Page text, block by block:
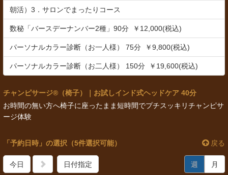
朝活）3．サロンでまったりコース
数秘「バースデーナンバー2種」90分 ￥12,000(税込)
パーソナルカラー診断（お一人様） 75分 ￥9,800(税込)
パーソナルカラー診断（お二人様） 150分 ￥19,600(税込)
チャンピサージ®（椅子）｜お試しインド式ヘッドケア 40分
お時間の無い方へ椅子に座ったまま短時間でプチスッキリチャンピサ
ージ体験
戻る
「予約日時」の選択（5件選択可能）
今日 日付指定 週 月
10:00 ●
10:30 ●